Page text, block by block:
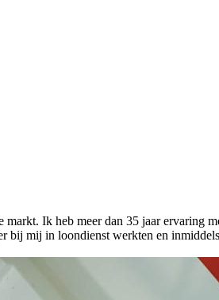
Ik heb meer dan 35 jaar ervaring
bij mij in loondienst werkten en